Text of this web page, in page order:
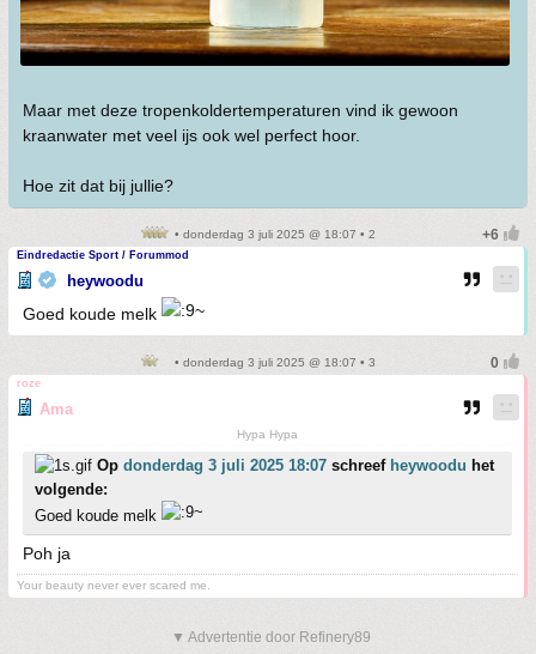
Maar met deze tropenkoldertemperaturen vind ik gewoon
kraanwater met veel ijs ook wel perfect hoor.
Hoe zit dat bij jullie?
• donderdag 3 juli 2025 @ 18:07 • 2
Eindredactie Sport / Forummod
heywoodu
Goed koude melk
• donderdag 3 juli 2025 @ 18:07 • 3
roze
Ama
Hypa Hypa
Op donderdag 3 juli 2025 18:07 schreef heywoodu het
volgende:
Goed koude melk
Poh ja
Your beauty never ever scared me.
▼ Advertentie door Refinery89